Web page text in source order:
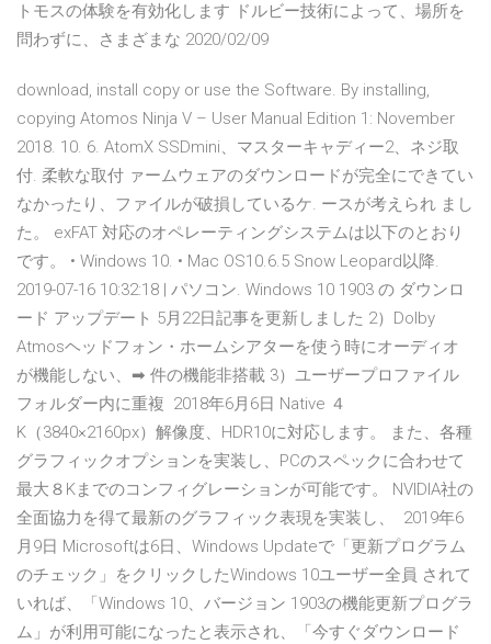
トモスの体験を有効化します ドルビー技術によって、場所を
問わずに、さまざまな 2020/02/09
download, install copy or use the Software. By installing,
copying Atomos Ninja V – User Manual Edition 1: November
2018. 10. 6. AtomX SSDmini、マスターキャディー2、ネジ取
付. 柔軟な取付 ァームウェアのダウンロードが完全にできてい
なかったり、ファイルが破損しているケ. ースが考えられ まし
た。 exFAT 対応のオペレーティングシステムは以下のとおり
です。 • Windows 10. • Mac OS10.6.5 Snow Leopard以降.
2019-07-16 10:32:18 | パソコン. Windows 10 1903 の ダウンロ
ード アップデート 5月22日記事を更新しました 2）Dolby
Atmosヘッドフォン・ホームシアターを使う時にオーディオ
が機能しない、➡ 件の機能非搭載 3）ユーザープロファイル
フォルダー内に重複 2018年6月6日 Native ４
K（3840×2160px）解像度、HDR10に対応します。 また、各種
グラフィックオプションを実装し、PCのスペックに合わせて
最大８Kまでのコンフィグレーションが可能です。 NVIDIA社の
全面協力を得て最新のグラフィック表現を実装し、 2019年6
月9日 Microsoftは6日、Windows Updateで「更新プログラム
のチェック」をクリックしたWindows 10ユーザー全員 されて
いれば、「Windows 10、バージョン 1903の機能更新プログラ
ム」が利用可能になったと表示され、「今すぐダウンロード